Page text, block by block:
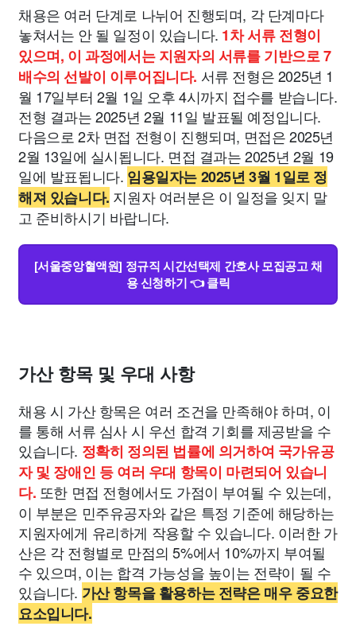
채용은 여러 단계로 나뉘어 진행되며, 각 단계마다
놓쳐서는 안 될 일정이 있습니다. 1차 서류 전형이
있으며, 이 과정에서는 지원자의 서류를 기반으로 7
배수의 선발이 이루어집니다. 서류 전형은 2025년 1
월 17일부터 2월 1일 오후 4시까지 접수를 받습니다.
전형 결과는 2025년 2월 11일 발표될 예정입니다.
다음으로 2차 면접 전형이 진행되며, 면접은 2025년
2월 13일에 실시됩니다. 면접 결과는 2025년 2월 19
일에 발표됩니다. 임용일자는 2025년 3월 1일로 정
해져 있습니다. 지원자 여러분은 이 일정을 잊지 말
고 준비하시기 바랍니다.
[서울중앙혈액원] 정규직 시간선택제 간호사 모집공고 채
용 신청하기 👈 클릭
가산 항목 및 우대 사항
채용 시 가산 항목은 여러 조건을 만족해야 하며, 이
를 통해 서류 심사 시 우선 합격 기회를 제공받을 수
있습니다. 정확히 정의된 법률에 의거하여 국가유공
자 및 장애인 등 여러 우대 항목이 마련되어 있습니
다. 또한 면접 전형에서도 가점이 부여될 수 있는데,
이 부분은 민주유공자와 같은 특정 기준에 해당하는
지원자에게 유리하게 작용할 수 있습니다. 이러한 가
산은 각 전형별로 만점의 5%에서 10%까지 부여될
수 있으며, 이는 합격 가능성을 높이는 전략이 될 수
있습니다. 가산 항목을 활용하는 전략은 매우 중요한
요소입니다.